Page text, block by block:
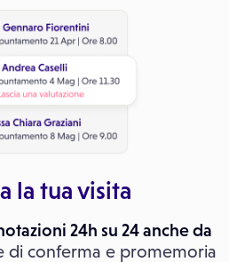
la tua visita
24h su 24 anche da
di conferma e promemoria